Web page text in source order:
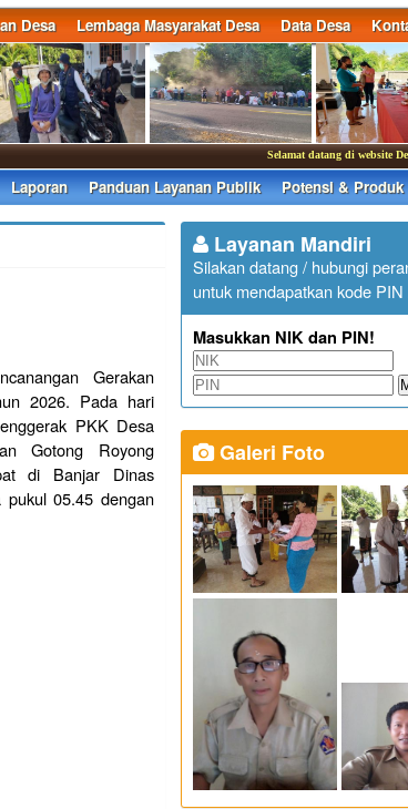
Desa Lembaga Masyarakat Desa Data Desa
Selamat datang di website Desa
Laporan Panduan Layanan Publik Potensi & Produk
Gerakan
2026. Pada hari
PKK Desa
Gotong Royong
di Banjar Dinas
pukul 05.45 dengan
Layanan Mandiri
Silakan datang / hubungi
untuk mendapatkan kode PIN
Masukkan NIK dan PIN!
Galeri Foto